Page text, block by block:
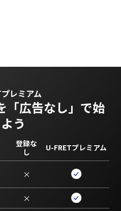
レミアム
「広告なし」で始
う
登録な
し
U-FRETプレミアム
×
×